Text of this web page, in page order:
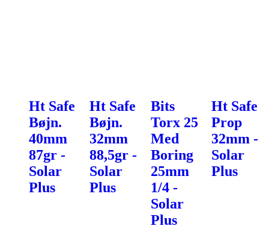
Ht Safe
Bøjn.
40mm
87gr -
Solar
Plus
Ht Safe
Bøjn.
32mm
88,5gr -
Solar
Plus
Bits
Torx 25
Med
Boring
25mm
1/4 -
Solar
Plus
Ht Safe
Prop
32mm -
Solar
Plus